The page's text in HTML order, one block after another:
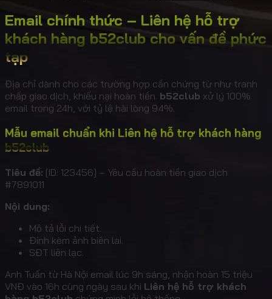
Email chính thức – Liên hệ hỗ trợ
khách hàng b52club cho vấn đề phức
tạp
Địa chỉ dành cho các trường hợp cần chứng từ như tranh
chấp giao dịch, khiếu nại hoàn tiền. b52club xử lý 100%
email trong 24h, với tỷ lệ hài lòng 94%.
Mẫu email chuẩn khi Liên hệ hỗ trợ khách hàng
b52club
Tiêu đề: [ID: 123456] – Yêu cầu hoàn tiền giao dịch
#7891011
Nội dung:
Mô tả lỗi chi tiết.
Đính kèm ảnh biên lai.
SĐT liên lạc.
Anh Tuấn từ Hà Nội email lúc 9h sáng, nhận hoàn 15 triệu
VNĐ vào 16h cùng ngày sau khi Liên hệ hỗ trợ khách